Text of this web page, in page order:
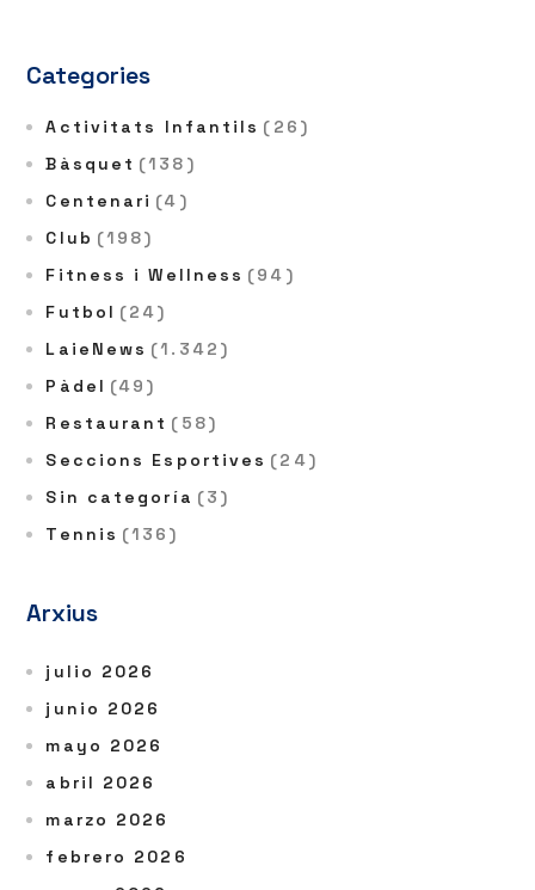
Categories
Activitats Infantils (26)
Bàsquet (138)
Centenari (4)
Club (198)
Fitness i Wellness (94)
Futbol (24)
LaieNews (1.342)
Pàdel (49)
Restaurant (58)
Seccions Esportives (24)
Sin categoría (3)
Tennis (136)
Arxius
julio 2026
junio 2026
mayo 2026
abril 2026
marzo 2026
febrero 2026